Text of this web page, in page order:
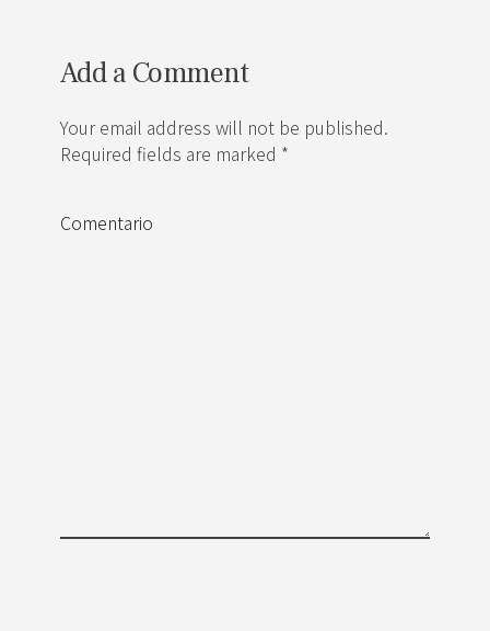
Add a Comment
Your email address will not be published.
Required fields are marked *
Comentario